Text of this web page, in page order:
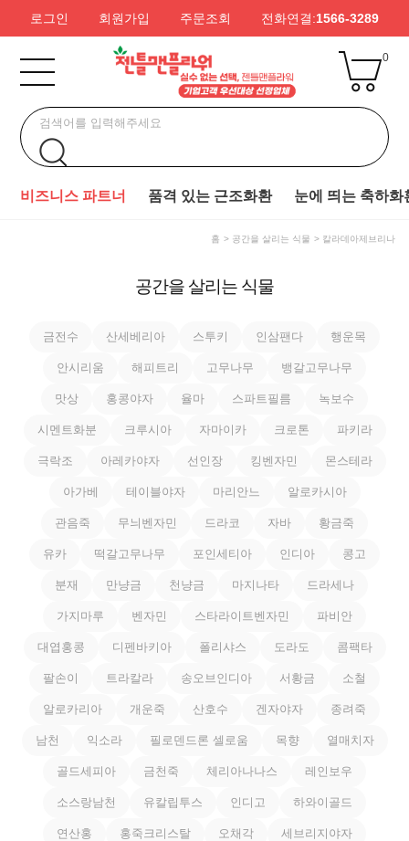
로그인 회원가입 주문조회 전화연결:1566-3289
0
비즈니스 파트너 품격 있는 근조화환 눈에 띄는 축하화
홈 공간을 살리는 식물 칼라데아제브리나
공간을 살리는 식물
금전수 산세베리아 스투키 인삼팬다 행운목
안시리움 해피트리 고무나무 뱅갈고무나무
맛상 홍콩야자 율마 스파트필름 녹보수
시멘트화분 크루시아 자마이카 크로톤 파키라
극락조 아레카야자 선인장 킹벤자민 몬스테라
아가베 테이블야자 마리안느 알로카시아
관음죽 무늬벤자민 드라코 자바 황금죽
유카 떡갈고무나무 포인세티아 인디아 콩고
분재 만냥금 천냥금 마지나타 드라세나
가지마루 벤자민 스타라이트벤자민 파비안
대엽홍콩 디펜바키아 폴리샤스 도라도 콤팩타
팔손이 트라칼라 송오브인디아 서황금 소철
알로카리아 개운죽 산호수 겐자야자 종려죽
남천 익소라 필로덴드론 셀로움 목향 열매치자
골드세피아 금천죽 체리아나나스 레인보우
소스랑남천 유칼립투스 인디고 하와이골드
연산홍 홍죽크리스탈 오채각 세브리지야자